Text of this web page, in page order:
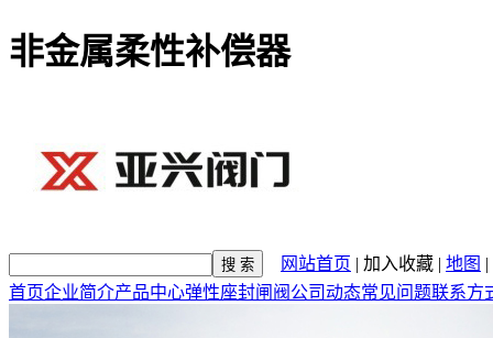
非金属柔性补偿器
网站首页 | 加入收藏 | 地图 |
首页企业简介产品中心弹性座封闸阀 公司动态常见问题联系方